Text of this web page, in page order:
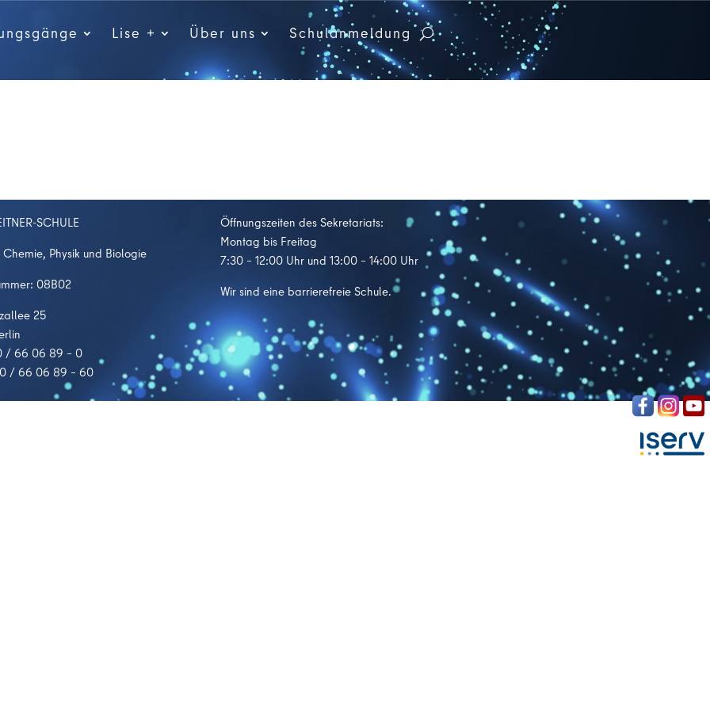
Lise + Über uns Schulanmeldung
SCHULE
Chemie, Physik und Biologie
08B02
25
/ 66 06 89 – 0
/ 66 06 89 – 60
Öffnungszeiten des Sekretariats:
Montag bis Freitag
7:30 – 12:00 Uhr und 13:00 – 14:00 Uhr
Wir sind eine barrierefreie Schule.